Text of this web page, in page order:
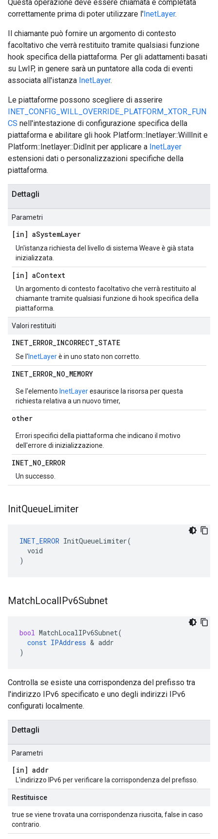
Questa operazione deve essere chiamata e completata
correttamente prima di poter utilizzare l'InetLayer.
Il chiamante può fornire un argomento di contesto
facoltativo che verrà restituito tramite qualsiasi funzione
hook specifica della piattaforma. Per gli adattamenti basati
su LwIP, in genere sarà un puntatore alla coda di eventi
associata all'istanza InetLayer.
Le piattaforme possono scegliere di asserire
INET_CONFIG_WILL_OVERRIDE_PLATFORM_XTOR_FUN
CS nell'intestazione di configurazione specifica della
piattaforma e abilitare gli hook Platform::Inetlayer::WillInit e
Platform::Inetlayer::DidInit per applicare a InetLayer
estensioni dati o personalizzazioni specifiche della
piattaforma.
Dettagli
Parametri
[in] aSystemLayer
Un'istanza richiesta del livello di sistema Weave è già stata
inizializzata.
[in] aContext
Un argomento di contesto facoltativo che verrà restituito al
chiamante tramite qualsiasi funzione di hook specifica della
piattaforma.
Valori restituiti
INET_ERROR_INCORRECT_STATE
Se l' InetLayerè in uno stato non corretto.
INET_ERROR_NO_MEMORY
Se l'elemento InetLayeresaurisce la risorsa per questa
richiesta relativa a un nuovo timer,
other
Errori specifici della piattaforma che indicano il motivo
dell'errore di inizializzazione.
INET_NO_ERROR
Un successo.
InitQueueLimiter
INET_ERROR InitQueueLimiter(
  void
)
MatchLocalIPv6Subnet
bool MatchLocalIPv6Subnet(
const IPAddress & addr
)
Controlla se esiste una corrispondenza del prefisso tra
l'indirizzo IPv6 specificato e uno degli indirizzi IPv6
configurati localmente.
Dettagli
Parametri
[in] addr
L'indirizzo IPv6 per verificare la corrispondenza del prefisso.
Restituisce
true se viene trovata una corrispondenza riuscita, false in caso
contrario.